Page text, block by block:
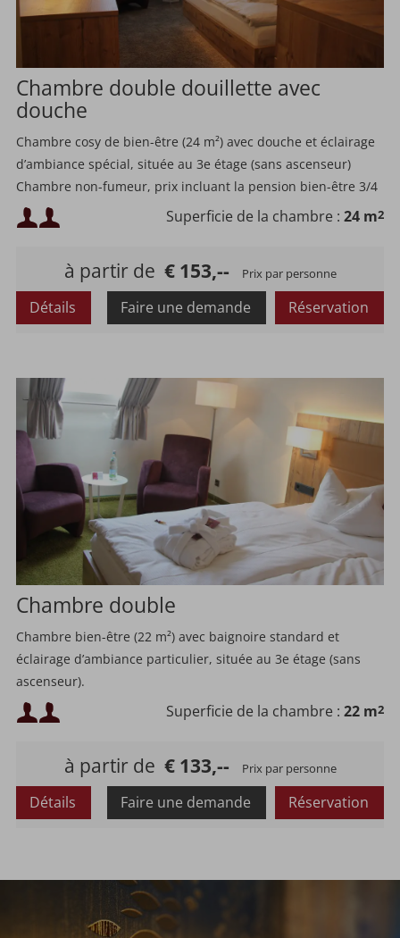
Chambre double douillette avec
douche
Chambre cosy de bien-être (24 m²) avec douche et éclairage
d’ambiance spécial, située au 3e étage (sans ascenseur)
Chambre non-fumeur, prix incluant la pension bien-être 3/4
Occupation minimale :
Occupation maximale :
Superficie de la chambre : 24 m2
à partir de € 153,-- Prix par personne
Réservation
Faire une demande
Détails
Chambre double
Chambre bien-être (22 m²) avec baignoire standard et
éclairage d’ambiance particulier, située au 3e étage (sans
ascenseur).
Chambre non-fumeur, prix incluant la pension bien-être 3/4.
Occupation minimale :
Occupation maximale :
Superficie de la chambre : 22 m2
à partir de € 133,-- Prix par personne
Réservation
Faire une demande
Détails